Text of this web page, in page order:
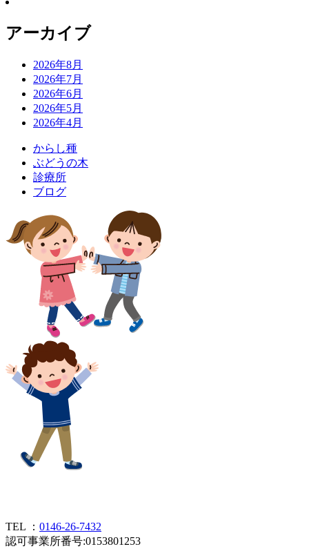
アーカイブ
2026年8月
2026年7月
2026年6月
2026年5月
2026年4月
から し種
ぶどう の木
診療所
ブロ グ
TEL ： 0146-26-7432
認可事業所番号:0153801253